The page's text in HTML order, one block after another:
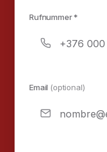
Rufnummer *
Email (optional)